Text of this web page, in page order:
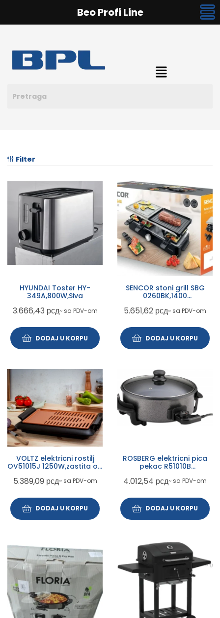
Filter
HYUNDAI Toster HY-
349A,800W,Siva
3.666,43 рсд~ sa PDV-om
DODAJ U KORPU
SENCOR stoni grill SBG
0260BK,1400
kg
5.651,62 рсд~ sa PDV-om
DODAJ U KORPU
VOLTZ elektricni rostilj
OV51015J 1250W,zastita od
kabl,36 x 23 cm
5.389,09 рсд~ sa PDV-om
DODAJ U KORPU
ROSBERG elektricni pica
pekac R51010B
4.012,54 рсд~ sa PDV-om
DODAJ U KORPU
Beo Profi Line